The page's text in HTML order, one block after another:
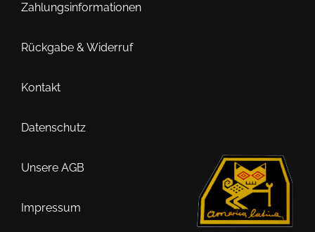
Zahlungsinformationen
Rückgabe & Widerruf
Kontakt
Datenschutz
Unsere AGB
Impressum